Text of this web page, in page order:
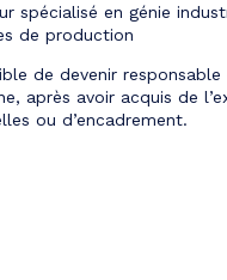
spécialisé en génie
de production
de devenir
après avoir acquis de
ou d’encadrement.